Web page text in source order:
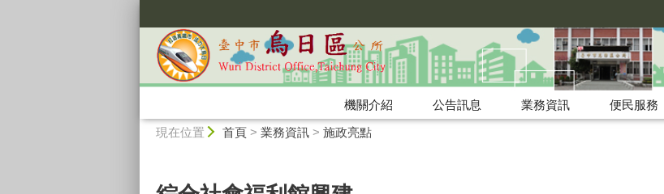
機關介紹 公告訊息 業務資訊 便民服務
現在位置 首頁> 業務資訊> 施政亮點